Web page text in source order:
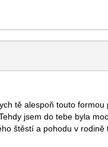
tě alespoň touto formou
jsem do tebe byla
štěstí a pohodu v rodině